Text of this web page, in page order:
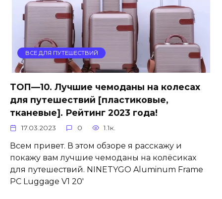
ВСЕ ДЛЯ ПУТЕШЕСТВИЙ
ТОП—10. Лучшие чемоданы на колесах
для путешествий [пластиковые,
тканевые]. Рейтинг 2023 года!
17.03.2023 0 1.1к.
Всем привет. В этом обзоре я расскажу и
покажу вам лучшие чемоданы на колёсиках
для путешествий. NINETYGO Aluminum Frame
PC Luggage V1 20′